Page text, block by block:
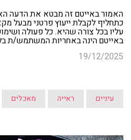
האמור באייטם זה מבטא את הדעה
כתחליף לקבלת ייעוץ פרטני מבעל
עליו בכל צורה שהיא. כל פעולה
באייטם הינה באחריות המשתמש/ת
19/12/2025
עיניים ראייה מאכלים